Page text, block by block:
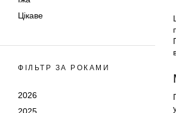
Цікаве
ФІЛЬТР ЗА РОКАМИ
2026